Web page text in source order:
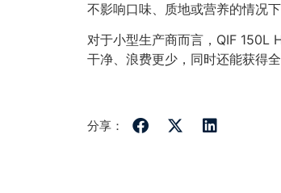
不影响口味、质地或营养的情况
对于小型生产商而言，QIF 150L
干净、浪费更少，同时还能获得
分享：